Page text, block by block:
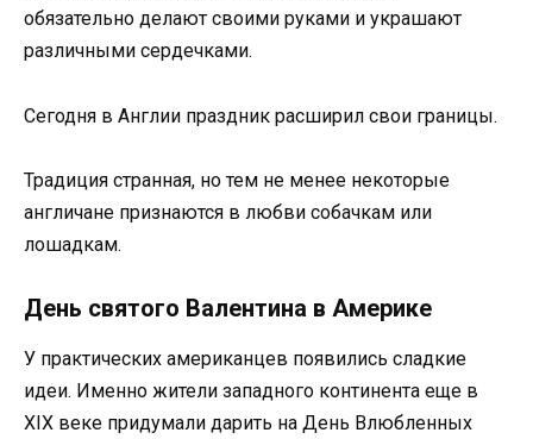
обязательно делают своими руками и украшают
различными сердечками.
Сегодня в Англии праздник расширил свои границы.
Традиция странная, но тем не менее некоторые
англичане признаются в любви собачкам или
лошадкам.
День святого Валентина в Америке
У практических американцев появились сладкие
идеи. Именно жители западного континента еще в
XIX веке придумали дарить на День Влюбленных